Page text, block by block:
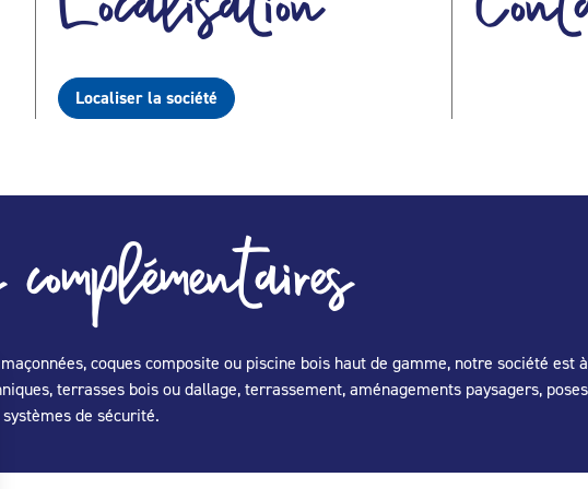
Localiser la société
coques composite ou piscine bois haut de gamme, notre société est
terrasses bois ou dallage, terrassement, aménagements paysagers,
systèmes de sécurité.